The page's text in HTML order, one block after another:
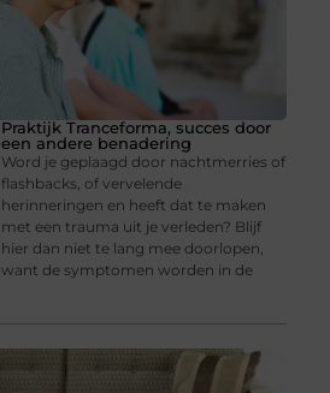
Praktijk Tranceforma, succes door
een andere benadering
Word je geplaagd door nachtmerries of
flashbacks, of vervelende
herinneringen en heeft dat te maken
met een trauma uit je verleden? Blijf
hier dan niet te lang mee doorlopen,
want de symptomen worden in de